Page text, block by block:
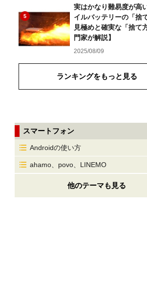
5
実はかなり難易度が高
イルバッテリーの「捨
見極めと確実な「捨て
門家が解説】
2025/08/09
ランキングをもっと見る
スマートフォン
Androidの使い方
ahamo、povo、LINEMO
他のテーマも見る